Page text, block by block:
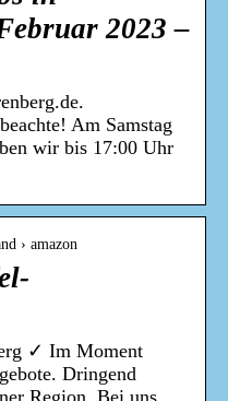
2023 –
Am Samstag
wir bis 17:00 Uhr
› amazon
✓ Im Moment
Dringend